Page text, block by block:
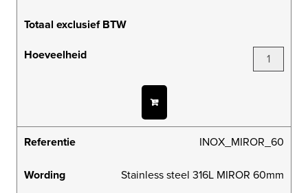
Totaal exclusief BTW
Hoeveelheid
Referentie INOX_MIROR_60
Wording Stainless steel 316L MIROR 60mm